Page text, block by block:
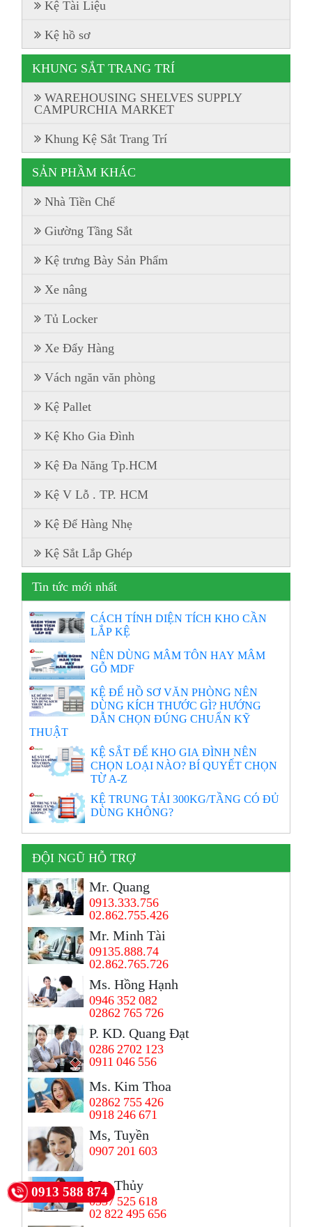
Kệ Tài Liệu
Kệ hồ sơ
KHUNG SẮT TRANG TRÍ
WAREHOUSING SHELVES SUPPLY
CAMPURCHIA MARKET
Khung Kệ Sắt Trang Trí
SẢN PHẦM KHÁC
Nhà Tiền Chế
Giường Tầng Sắt
Kệ trưng Bày Sản Phẩm
Xe nâng
Tủ Locker
Xe Đẩy Hàng
Vách ngăn văn phòng
Kệ Pallet
Kệ Kho Gia Đình
Kệ Đa Năng Tp.HCM
Kệ V Lỗ . TP. HCM
Kệ Để Hàng Nhẹ
Kệ Sắt Lắp Ghép
Tin tức mới nhất
CÁCH TÍNH DIỆN TÍCH KHO CẦN
LẮP KỆ
NÊN DÙNG MÂM TÔN HAY MÂM
GỖ MDF
KỆ ĐỂ HỒ SƠ VĂN PHÒNG NÊN
DÙNG KÍCH THƯỚC GÌ? HƯỚNG
DẪN CHỌN ĐÚNG CHUẨN KỸ
THUẬT
KỆ SẮT ĐỂ KHO GIA ĐÌNH NÊN
CHỌN LOẠI NÀO? BÍ QUYẾT CHỌN
TỪ A-Z
KỆ TRUNG TẢI 300KG/TẦNG CÓ ĐỦ
DÙNG KHÔNG?
ĐỘI NGŨ HỖ TRỢ
Mr. Quang
0913.333.756
02.862.755.426
Mr. Minh Tài
09135.888.74
02.862.765.726
Ms. Hồng Hạnh
0946 352 082
02862 765 726
P. KD. Quang Đạt
0286 2702 123
0911 046 556
Ms. Kim Thoa
02862 755 426
0918 246 671
Ms, Tuyền
0907 201 603
Ms. Thủy
0337 525 618
02 822 495 656
0913 588 874